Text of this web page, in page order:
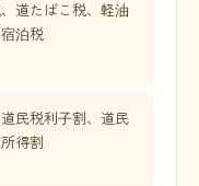
道たばこ税、軽油
泊税
民税利子割、道民
得割